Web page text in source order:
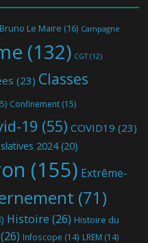
Bruno Le Maire (16) Campagne
(132) CGT(12)
(23) Classes
Confinement (15)
19 (55) COVID19 (23)
2024(20)
(155) Extrême-
(71)
Histoire (26) Histoire du
(26) Infoscope (14) LREM (14)